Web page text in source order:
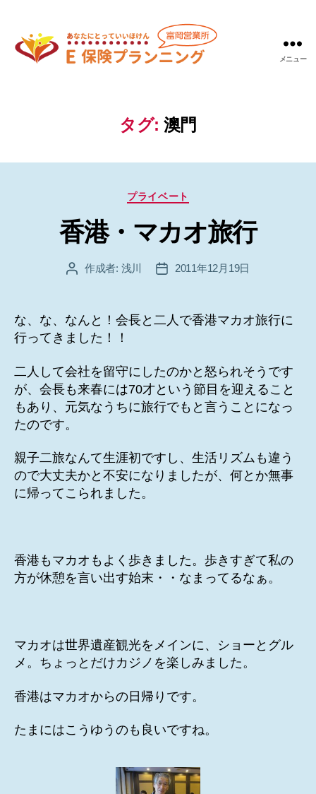
ニ
メニュー
タグ: 澳門
カ
ゴ
リ
プライベート
香港・マカオ旅行
投 作成者: 浅川
投
2011年12月19日
な、な、なんと！会長と二人で香港マカオ旅行に
行ってきました！！
二人して会社を留守にしたのかと怒られそうです
が、会長も来春には70才という節目を迎えること
もあり、元気なうちに旅行でもと言うことになっ
たのです。
親子二旅なんて生涯初ですし、生活リズムも違う
ので大丈夫かと不安になりましたが、何とか無事
に帰ってこられました。
香港もマカオもよく歩きました。歩きすぎて私の
方が休憩を言い出す始末・・なまってるなぁ。
マカオは世界遺産観光をメインに、ショーとグル
メ。ちょっとだけカジノを楽しみました。
香港はマカオからの日帰りです。
たまにはこうゆうのも良いですね。